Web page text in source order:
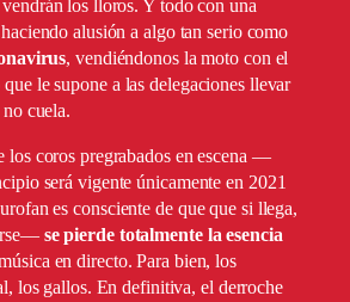
los lloros. Y todo con una
alusión a algo tan serio como
, vendiéndonos la moto con el
que le supone a las delegaciones llevar
cuela.
los coros pregrabados en escena —
será vigente únicamente en 2021
es consciente de que que si llega,
se pierde totalmente la esencia
en directo. Para bien, los
los gallos. En definitiva, el derroche